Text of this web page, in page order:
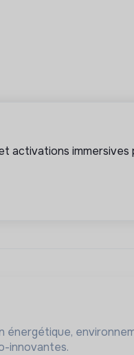
activations immersives
énergétique,
innovantes.